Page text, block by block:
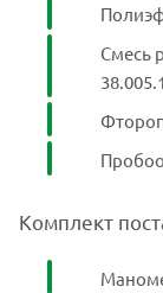
Смесь
Комплект